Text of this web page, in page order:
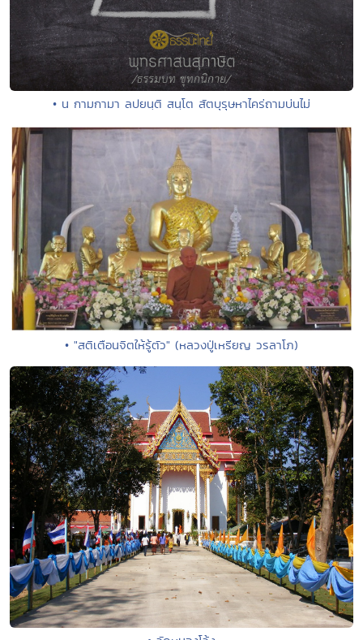
• น กามกามา ลปยนฺติ สนฺโต สัตบุรุษหาไคร่ถามบ่นไม่
• "สติเตือนจิตให้รู้ตัว" (หลวงปู่เหรียญ วรลาโภ)